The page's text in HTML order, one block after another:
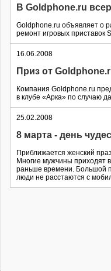
В Goldphone.ru
Goldphone.ru объявляет о
ремонт игровых приставок
16.06.2008
Приз от
Компания Goldphone.ru
в клубе «Арка» по случаю
25.02.2008
8 марта - день чудес
Приближается женский
Многие мужчины приходят
раньше времени. Большой
люди не расстаются с